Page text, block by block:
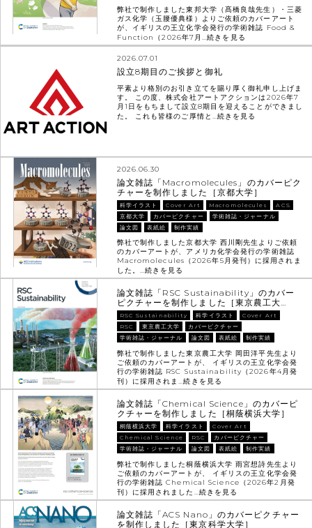
弊社で制作しました東邦大学（髙橋良哉先生）・三菱
ガス化学（玉腰優典様）よりご依頼のカバーアート
が、イギリスの王立化学会発行の学術雑誌 Food &
Function（2026年7月…続きを見る
2026.07.01
設立8期目のご挨拶と御礼
平素より格別のお引き立てを賜り厚く御礼申し上げま
す。 この度、株式会社アートアクションは2026年7
月1日をもちまして設立8期目を迎えることができまし
た。 これも皆様のご厚情と…続きを見る
2026.06.30
論文雑誌「Macromolecules」のカバーピク
チャーを制作しました［京都大学］
科学イラスト Cover Art Macromolecules
ACS
京都大学
カバーピクチャー
学術雑誌・ジャーナル
論文図
表紙絵 制作実績
弊社で制作しました京都大学 西川剛先生よりご依頼
のカバーアートが、アメリカ化学会発行の学術雑誌
Macromolecules（2026年5月発刊）に採用されま
した。…続きを見る
論文雑誌「RSC Sustainability」のカバー
ピクチャーを制作しました［東京農工大…
RSC Sustainability 科学イラスト
Cover Art
RSC
東京農工大学
カバーピクチャー
学術雑誌・ジャーナル
論文図 表紙絵 制作実績
弊社で制作しました東京農工大学 岡田洋平先生より
ご依頼のカバーアートが、 イギリスの王立化学会発
行の学術雑誌 RSC Sustainability（2026年4月発
刊）に採用されま…続きを見る
論文雑誌「Chemical Science」のカバーピ
クチャーを制作しました［桐蔭横浜大学］
桐蔭横浜大学 科学イラスト
Cover Art
Chemical Science
RSC
カバーピクチャー
学術雑誌・ジャーナル
論文図 表紙絵 制作実績
弊社で制作しました桐蔭横浜大学 雨宮想詩先生より
ご依頼のカバーアートが、 イギリスの王立化学会発
行の学術雑誌 Chemical Science（2026年2月発
刊）に採用されました…続きを見る
論文雑誌「ACS Nano」のカバーピクチャー
を制作しました［東京科学大学］